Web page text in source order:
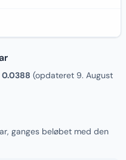
0.0388 (opdateret 9. August
ganges beløbet med den